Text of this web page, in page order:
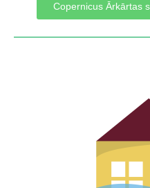
Copernicus Ārkārtas